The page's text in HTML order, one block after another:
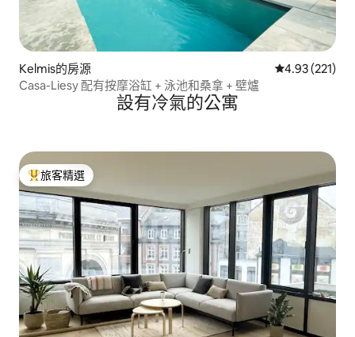
Kelmis的房源 從 221 則評價
4.93 (221)
Casa-Liesy 配有按摩浴缸 + 泳池和桑拿 + 壁爐
設有冷氣的公寓
旅客精選榜首
旅客精選